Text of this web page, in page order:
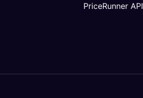
PriceRunner API